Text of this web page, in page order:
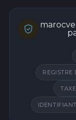
REGISTRE